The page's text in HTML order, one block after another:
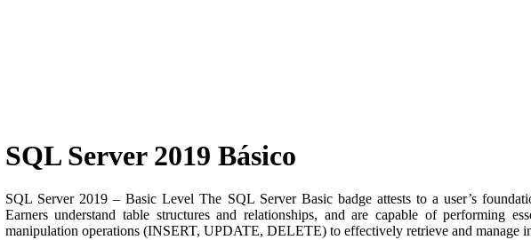
SQL Server 2019 Básico
SQL Server 2019 – Basic Level The SQL Server Basic badge attests to a user’s
Earners understand table structures and relationships, and are capable of performing
manipulation operations (INSERT, UPDATE, DELETE) to effectively retrieve and manage